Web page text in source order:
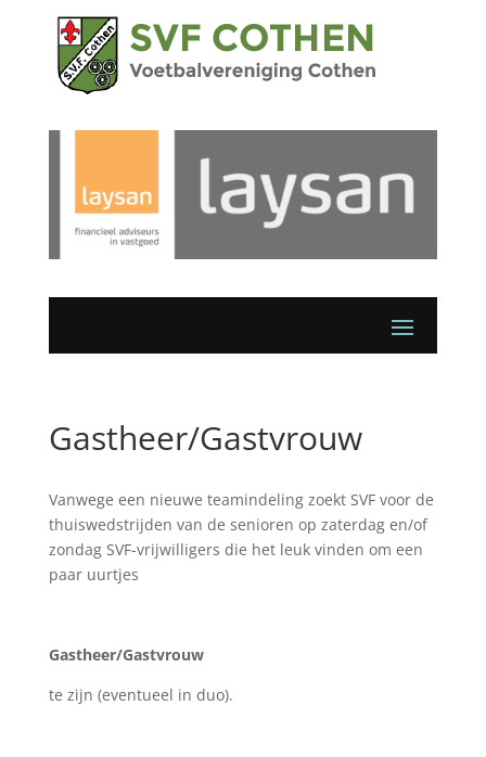
Gastheer/Gastvrouw
Vanwege een nieuwe teamindeling zoekt SVF voor de
thuiswedstrijden van de senioren op zaterdag en/of
zondag SVF-vrijwilligers die het leuk vinden om een
paar uurtjes
Gastheer/Gastvrouw
te zijn (eventueel in duo).